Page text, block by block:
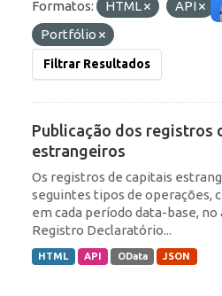
Formatos: HTML API
Portfólio
Filtrar Resultados
Publicação dos registros
estrangeiros
Os registros de capitais
seguintes tipos de operações,
em cada período data-base,
Registro Declaratório...
HTML API OData JSON